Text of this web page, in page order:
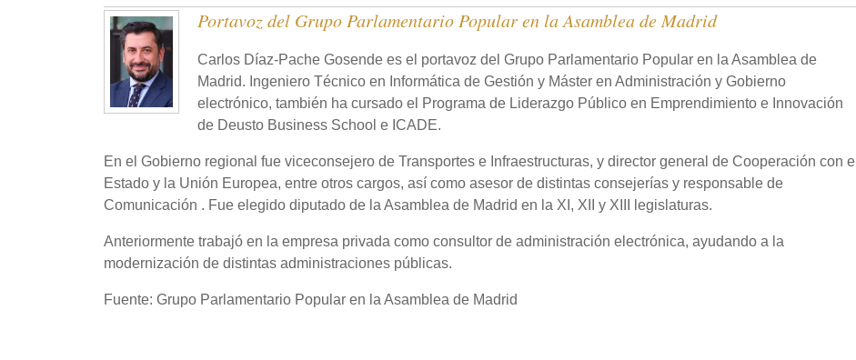
Portavoz del Grupo Parlamentario Popular en la Asamblea de Madrid
Carlos Díaz-Pache Gosende es el portavoz del Grupo Parlamentario Popular en la Asamblea de
Madrid. Ingeniero Técnico en Informática de Gestión y Máster en Administración y Gobierno
electrónico, también ha cursado el Programa de Liderazgo Público en Emprendimiento e Innovación
de Deusto Business School e ICADE.
En el Gobierno regional fue viceconsejero de Transportes e Infraestructuras, y director general de Cooperación con el
Estado y la Unión Europea, entre otros cargos, así como asesor de distintas consejerías y responsable de
Comunicación . Fue elegido diputado de la Asamblea de Madrid en la XI, XII y XIII legislaturas.
Anteriormente trabajó en la empresa privada como consultor de administración electrónica, ayudando a la
modernización de distintas administraciones públicas.
Fuente: Grupo Parlamentario Popular en la Asamblea de Madrid